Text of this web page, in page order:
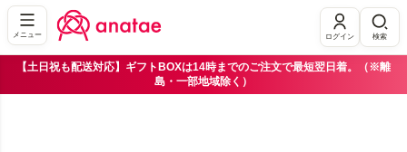
メニュー ログイン 検索
【土日祝も配送対応】ギフトBOXは14時までのご注文で最短翌日着。（※離
島・一部地域除く）